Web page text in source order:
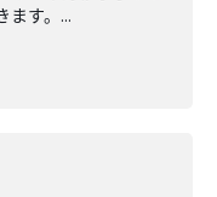
ます。...